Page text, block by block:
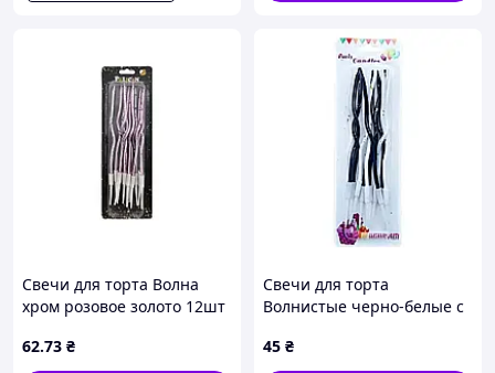
Свечи для торта Волна
хром розовое золото 12шт
арт.861017 ТМ PELICAN
62.73 ₴
Свечи для торта
Волнистые черно-белые с
15 см
45 ₴